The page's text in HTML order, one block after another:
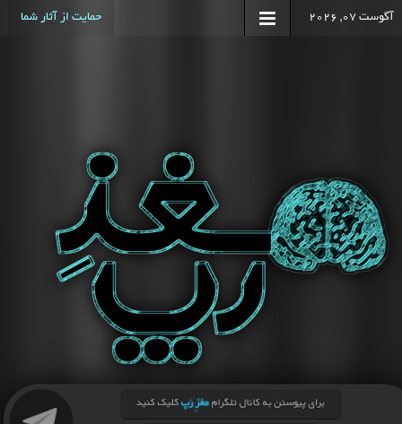
آگوست 07, 2026 حمایت از آثار شما